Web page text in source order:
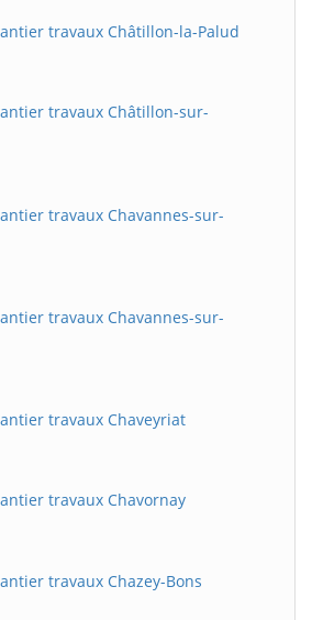
travaux Châtillon-la-Palud
travaux Châtillon-sur-
travaux Chavannes-sur-
travaux Chavannes-sur-
travaux Chaveyriat
travaux Chavornay
travaux Chazey-Bons